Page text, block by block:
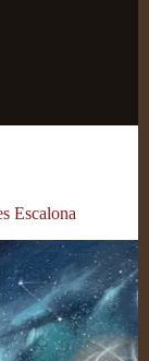
Escalona